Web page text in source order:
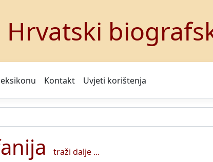
Hrvatski
Kontakt Uvjeti korištenja
traži dalje ...